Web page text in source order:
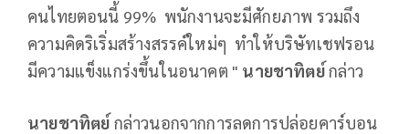
คนไทยตอนนี้ 99% พนักงานจะมีศักยภาพ รวมถึง
ความคิดริเริ่มสร้างสรรค์ใหม่ๆ ทำให้บริษัทเชฟรอน
มีความแข็งแกร่งขึ้นในอนาคต " นายชาทิตย์กล่าว
นายชาทิตย์ กล่าวนอกจากการลดการปล่อยคาร์บอน